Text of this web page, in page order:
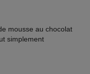
mousse au chocolat
simplement